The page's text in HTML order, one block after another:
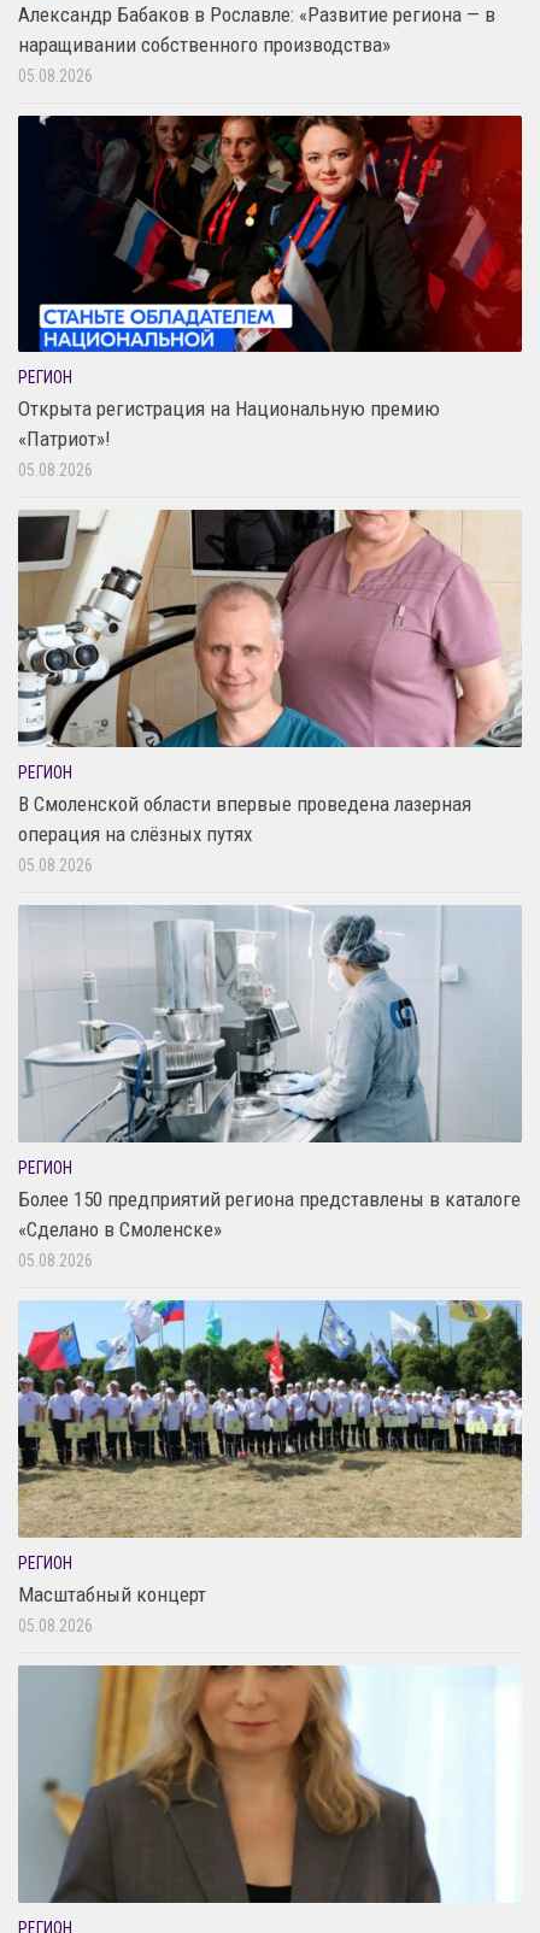
Александр Бабаков в Рославле: «Развитие региона — в
наращивании собственного производства»
05.08.2026
РЕГИОН
Открыта регистрация на Национальную премию
«Патриот»!
05.08.2026
РЕГИОН
В Смоленской области впервые проведена лазерная
операция на слёзных путях
05.08.2026
РЕГИОН
Более 150 предприятий региона представлены в каталоге
«Сделано в Смоленске»
05.08.2026
РЕГИОН
Масштабный концерт
05.08.2026
РЕГИОН